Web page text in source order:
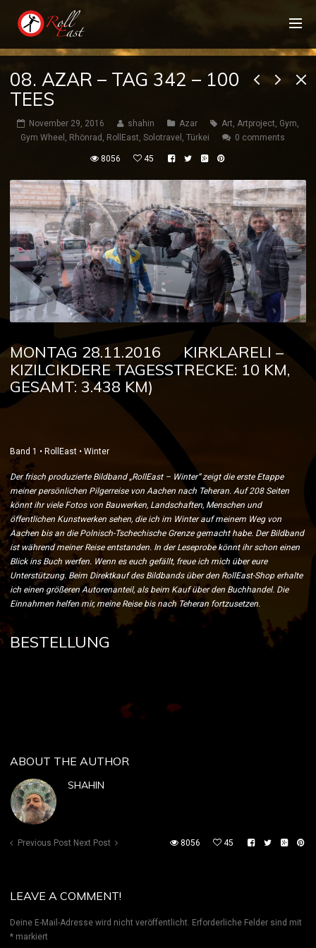
08. AZAR – TAG 342 – 100
TEES
November 29, 2016 shahin Azar Art, Artproject, Gym,
Gym Wheel , Rhönrad , RollEast, Solotravel , Türkei 0 comments
8056 45
MONTAG 28.11.2016
KIRKLARELI –
KIZILCIKDERE TAGESSTRECKE: 10 KM,
GESAMT: 3.438 KM)
Band 1 • RollEast • Winter
Der frisch produzierte Bildband „RollEast – Winter“ zeigt die erste Etappe
meiner persönlichen Pilgerreise von Aachen nach Teheran. Auf 208 Seiten
könnt ihr viele Fotos von Bauwerken, Landschaften, Menschen und
öffentlichen Kunstwerken sehen, die ich im Winter auf meinem Weg von
Aachen bis an die Polnisch-Tschechische Grenze gemacht habe. Der Bildband
ist während meiner Reise entstanden. In der Leseprobe könnt ihr schon einen
Blick ins Buch werfen. Wenn es euch gefällt, freue ich mich über eure
Unterstützung. Beim Direktkauf des Bildbands über den RollEast-Shop erhalte
ich einen größeren Autorenanteil, als beim Kauf über den Buchhandel. Die
Einnahmen helfen mir, meine Reise bis nach Teheran fortzusetzen.
BESTELLUNG
ABOUT THE AUTHOR
SHAHIN
Previous Post Next Post 8056 45
LEAVE A COMMENT!
Deine E-Mail-Adresse wird nicht veröffentlicht. Erforderliche Felder sind mit
* markiert